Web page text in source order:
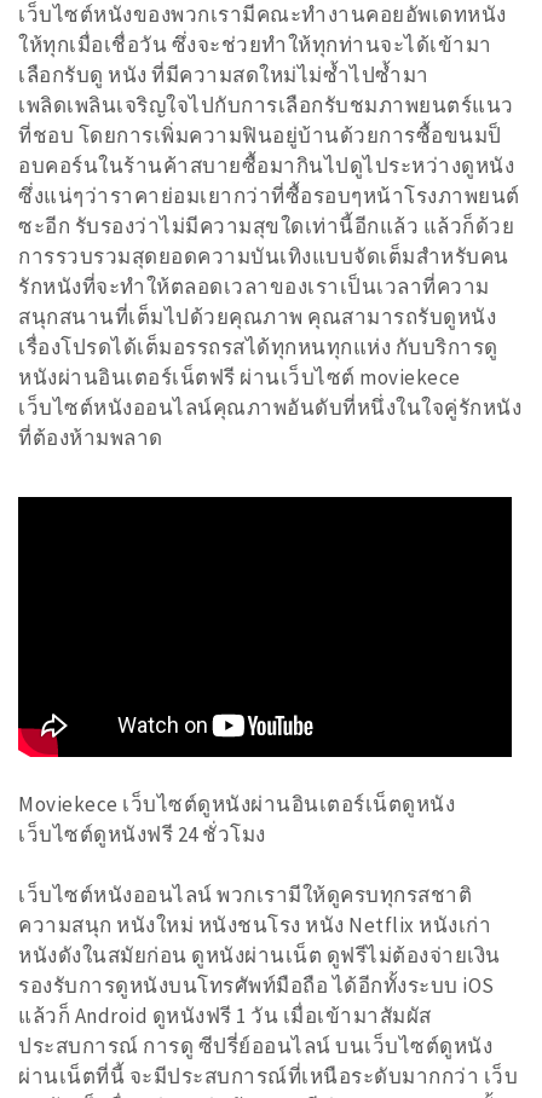
เว็บไซต์หนังของพวกเรามีคณะทำงานคอยอัพเดทหนัง
ให้ทุกเมื่อเชื่อวัน ซึ่งจะช่วยทำให้ทุกท่านจะได้เข้ามา
เลือกรับดู หนัง ที่มีความสดใหม่ไม่ซ้ำไปซ้ำมา
เพลิดเพลินเจริญใจไปกับการเลือกรับชมภาพยนตร์แนว
ที่ชอบ โดยการเพิ่มความฟินอยู่บ้านด้วยการซื้อขนมป็
อบคอร์นในร้านค้าสบายซื้อมากินไปดูไประหว่างดูหนัง
ซึ่งแน่ๆว่าราคาย่อมเยากว่าที่ซื้อรอบๆหน้าโรงภาพยนต์
ซะอีก รับรองว่าไม่มีความสุขใดเท่านี้อีกแล้ว แล้วก็ด้วย
การรวบรวมสุดยอดความบันเทิงแบบจัดเต็มสำหรับคน
รักหนังที่จะทำให้ตลอดเวลาของเราเป็นเวลาที่ความ
สนุกสนานที่เต็มไปด้วยคุณภาพ คุณสามารถรับดูหนัง
เรื่องโปรดได้เต็มอรรถรสได้ทุกหนทุกแห่ง กับบริการดู
หนังผ่านอินเตอร์เน็ตฟรี ผ่านเว็บไซต์ moviekece
เว็บไซต์หนังออนไลน์คุณภาพอันดับที่หนึ่งในใจคู่รักหนัง
ที่ต้องห้ามพลาด
Moviekece เว็บไซต์ดูหนังผ่านอินเตอร์เน็ตดูหนัง
เว็บไซต์ดูหนังฟรี 24 ชั่วโมง
เว็บไซต์หนังออนไลน์ พวกเรามีให้ดูครบทุกรสชาติ
ความสนุก หนังใหม่ หนังชนโรง หนัง Netflix หนังเก่า
หนังดังในสมัยก่อน ดูหนังผ่านเน็ต ดูฟรีไม่ต้องจ่ายเงิน
รองรับการดูหนังบนโทรศัพท์มือถือ ได้อีกทั้งระบบ iOS
แล้วก็ Android ดูหนังฟรี 1 วัน เมื่อเข้ามาสัมผัส
ประสบการณ์ การดู ซีปรี่ย์ออนไลน์ บนเว็บไซต์ดูหนัง
ผ่านเน็ตที่นี้ จะมีประสบการณ์ที่เหนือระดับมากกว่า เว็บ